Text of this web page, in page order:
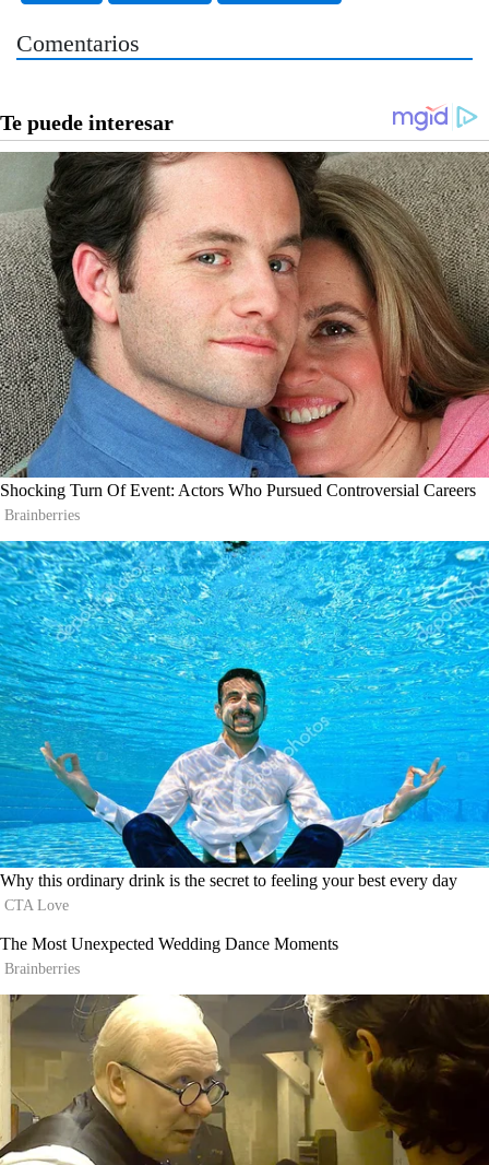
Comentarios